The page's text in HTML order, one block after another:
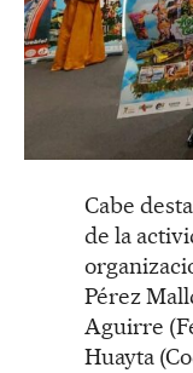
Cabe
de la
Pérez
Aguirre
Huayta